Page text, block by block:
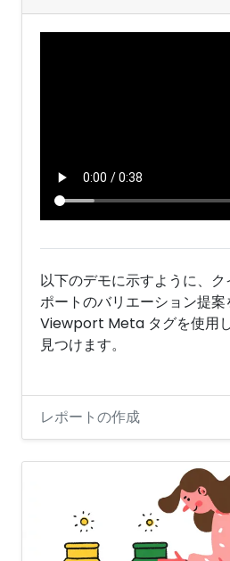
以下のデモに示すように、
ポートのバリエーション提案
Viewport Meta タグを使用
見つけます。
レポートの作成